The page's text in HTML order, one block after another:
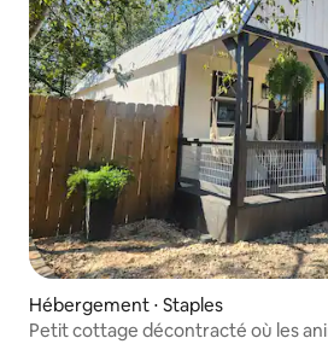
Hébergement ⋅ Staples
Petit cottage décontracté où les